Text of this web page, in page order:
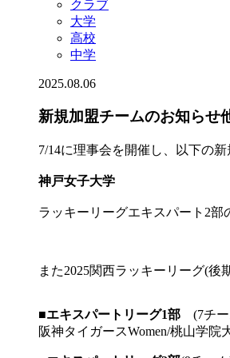
クラブ
大学
高校
中学
2025.08.06
新規加盟チームのお知らせ
7/14に理事会を開催し、以下の
神戸女子大学
ラッキーリーグエキスパート2部
また2025関西ラッキーリーグ(後
■エキスパートリーグ1部 (7チー
阪神タイガースWomen/桃山学